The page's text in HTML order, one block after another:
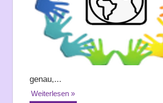
genau,...
Weiterlesen